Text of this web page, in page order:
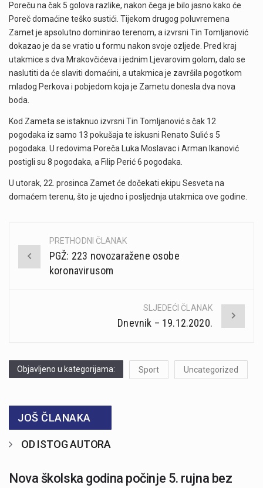
Poreču na čak 5 golova razlike, nakon čega je bilo jasno kako će
Poreč domaćine teško sustići. Tijekom drugog poluvremena
Zamet je apsolutno dominirao terenom, a izvrsni Tin Tomljanović
dokazao je da se vratio u formu nakon svoje ozljede. Pred kraj
utakmice s dva Mrakovčićeva i jednim Ljevarovim golom, dalo se
naslutiti da će slaviti domaćini, a utakmica je završila pogotkom
mladog Perkova i pobjedom koja je Zametu donesla dva nova
boda.
Kod Zameta se istaknuo izvrsni Tin Tomljanović s čak 12
pogodaka iz samo 13 pokušaja te iskusni Renato Sulić s 5
pogodaka. U redovima Poreča Luka Moslavac i Arman Ikanović
postigli su 8 pogodaka, a Filip Perić 6 pogodaka.
U utorak, 22. prosinca Zamet će dočekati ekipu Sesveta na
domaćem terenu, što je ujedno i posljednja utakmica ove godine.
Post
navigation
PRETHODNI ČLANAK
PGŽ: 223 novozaražene osobe
koronavirusom
SLJEDEĆI ČLANAK
Dnevnik – 19.12.2020.
Objavljeno u kategorijama: Sport Uncategorized
JOŠ ČLANAKA
OD ISTOG AUTORA
Nova školska godina počinje 5. rujna bez